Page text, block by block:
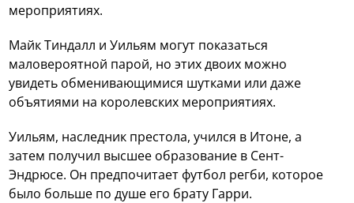
мероприятиях.
Майк Тиндалл и Уильям могут показаться
маловероятной парой, но этих двоих можно
увидеть обменивающимися шутками или даже
объятиями на королевских мероприятиях.
Уильям, наследник престола, учился в Итоне, а
затем получил высшее образование в Сент-
Эндрюсе. Он предпочитает футбол регби, которое
было больше по душе его брату Гарри.